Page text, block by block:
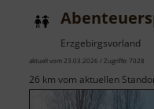
Erzgebirgsvorland
aktuell vom 23.03.2026 / Zugriffe: 7028
26 km vom aktuellen